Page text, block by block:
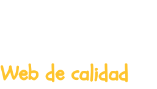
Web de calidad